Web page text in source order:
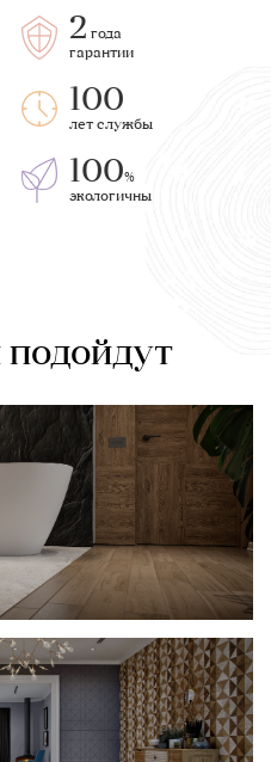
2 года
гарантии
100
лет службы
100%
экологичны